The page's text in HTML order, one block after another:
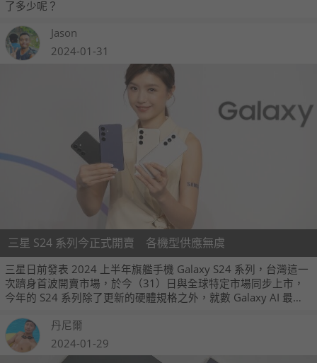
了多少呢？
Jason
2024-01-31
三星 S24 系列今正式開賣 各機型供應無虞
三星日前發表 2024 上半年旗艦手機 Galaxy S24 系列，台灣這一
次躋身首波開賣市場，於今（31）日與全球特定市場同步上市，
今年的 S24 系列除了更新的硬體規格之外，就數 Galaxy AI 最受
Galaxy AI 都有相當高的評價。
丹尼爾
2024-01-29